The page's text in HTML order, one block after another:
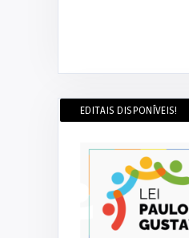
EDITAIS DISPONÍVEIS!